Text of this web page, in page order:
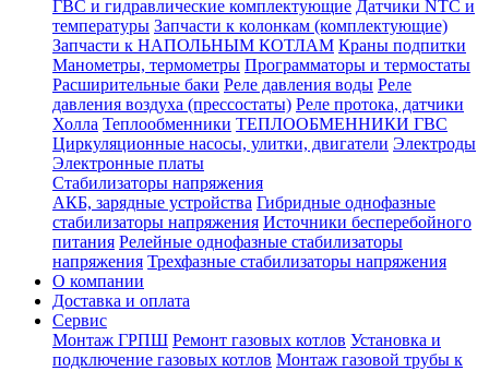
ГВС и гидравлические комплектующие Датчики NTC и
температуры Запчасти к колонкам (комплектующие)
Запчасти к НАПОЛЬНЫМ КОТЛАМ Краны подпитки
Манометры, термометры Программаторы и термостаты
Расширительные баки Реле давления воды Реле
давления воздуха (прессостаты) Реле протока, датчики
Холла Теплообменники ТЕПЛООБМЕННИКИ ГВС
Циркуляционные насосы, улитки, двигатели Электроды
Электронные платы
Стабилизаторы напряжения
АКБ, зарядные устройства Гибридные однофазные
стабилизаторы напряжения Источники бесперебойного
питания Релейные однофазные стабилизаторы
напряжения Трехфазные стабилизаторы напряжения
О компании
Доставка и оплата
Сервис
Монтаж ГРПШ Ремонт газовых котлов Установка и
подключение газовых котлов Монтаж газовой трубы к